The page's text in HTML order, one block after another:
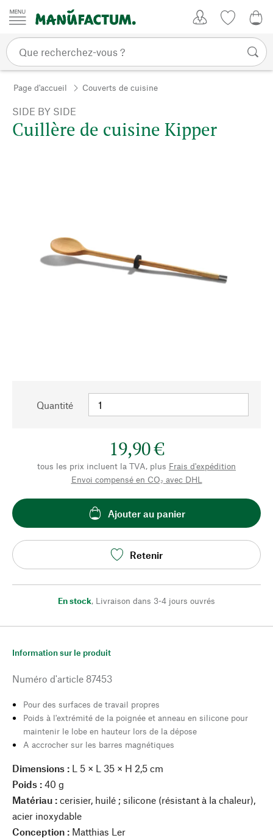
Passer au contenu
Page d'accueil Couverts de cuisine
SIDE BY SIDE
Cuillère de cuisine Kipper
Quantité
19,90 €
tous les prix incluent la TVA, plus Frais d'expédition
Envoi compensé en CO₂ avec DHL
Ajouter au panier
Retenir
En stock, Livraison dans 3-4 jours ouvrés
Information sur le produit
Numéro d'article 87453
Pour des surfaces de travail propres
Poids à l'extrémité de la poignée et anneau en silicone pour
maintenir le lobe en hauteur lors de la dépose
A accrocher sur les barres magnétiques
Dimensions : L 5 × L 35 × H 2,5 cm
Poids : 40 g
Matériau : cerisier, huilé ; silicone (résistant à la chaleur),
acier inoxydable
Conception : Matthias Ler